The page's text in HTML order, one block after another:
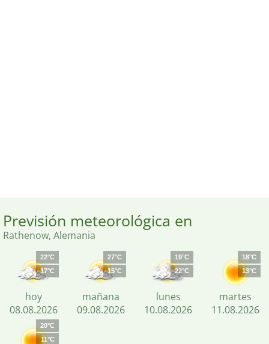
Previsión meteorológica en
Rathenow, Alemania
22°C
17°C
hoy
08.08.2026
27°C
15°C
mañana
09.08.2026
19°C
22°C
lunes
10.08.2026
18°C
13°C
martes
11.08.2026
20°C
11°C